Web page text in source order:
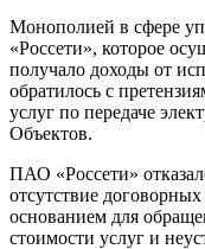
Монополией в сфере
«Россети», которое
получало доходы от
обратилось с
услуг по передаче
Объектов.
ПАО «Россети»
отсутствие
основанием для
стоимости услуг и